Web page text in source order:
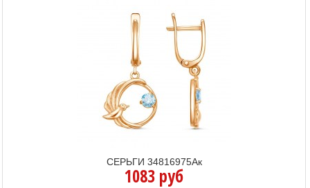
СЕРЬГИ 34816975Ак
1083 руб